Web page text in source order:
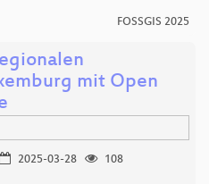
FOSSGIS 2025
mit Open
2025-03-28
108